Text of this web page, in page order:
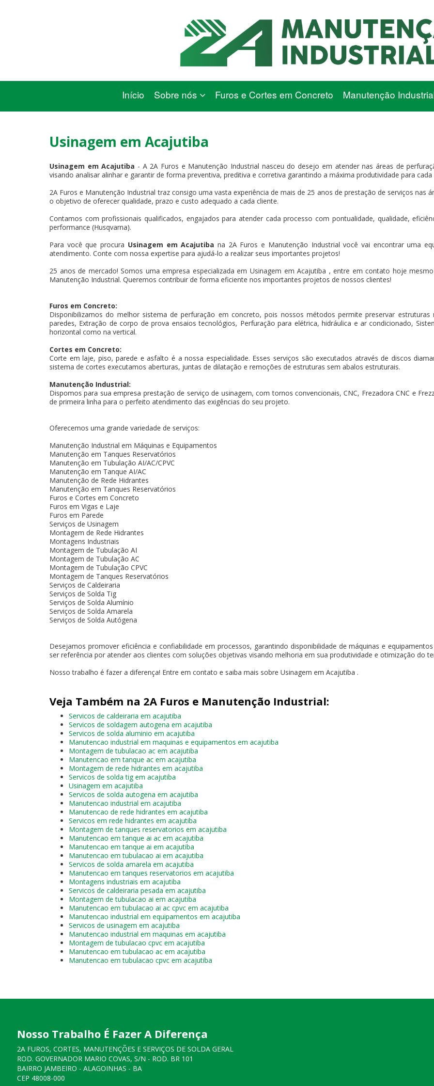
Início Sobre nós Furos e Cortes em Concreto Manutenção
Usinagem em Acajutiba
Usinagem em Acajutiba - A 2A Furos e Manutenção Industrial nasceu do desejo em atender nas áreas de
visando analisar alinhar e garantir de forma preventiva, preditiva e corretiva garantindo a máxima produtividade para cada
2A Furos e Manutenção Industrial traz consigo uma vasta experiência de mais de 25 anos de prestação de serviços nas
o objetivo de oferecer qualidade, prazo e custo adequado a cada cliente.
Contamos com profissionais qualificados, engajados para atender cada processo com pontualidade, qualidade,
performance (Husqvarna).
Para você que procura Usinagem em Acajutiba na 2A Furos e Manutenção Industrial você vai encontrar uma
atendimento. Conte com nossa expertise para ajudá-lo a realizar seus importantes projetos!
25 anos de mercado! Somos uma empresa especializada em Usinagem em Acajutiba , entre em contato hoje
Manutenção Industrial. Queremos contribuir de forma eficiente nos importantes projetos de nossos clientes!
Furos em Concreto:
Disponibilizamos do melhor sistema de perfuração em concreto, pois nossos métodos permite preservar
paredes, Extração de corpo de prova ensaios tecnológios, Perfuração para elétrica, hidráulica e ar condicionado,
horizontal como na vertical.
Cortes em Concreto:
Corte em laje, piso, parede e asfalto é a nossa especialidade. Esses serviços são executados através de discos
sistema de cortes executamos aberturas, juntas de dilatação e remoções de estruturas sem abalos estruturais.
Manutenção Industrial:
Dispomos para sua empresa prestação de serviço de usinagem, com tornos convencionais, CNC, Frezadora CNC e
de primeira linha para o perfeito atendimento das exigências do seu projeto.
Oferecemos uma grande variedade de serviços:
Manutenção Industrial em Máquinas e Equipamentos
Manutenção em Tanques Reservatórios
Manutenção em Tubulação AI/AC/CPVC
Manutenção em Tanque AI/AC
Manutenção de Rede Hidrantes
Manutenção em Tanques Reservatórios
Furos e Cortes em Concreto
Furos em Vigas e Laje
Furos em Parede
Serviços de Usinagem
Montagem de Rede Hidrantes
Montagens Industriais
Montagem de Tubulação AI
Montagem de Tubulação AC
Montagem de Tubulação CPVC
Montagem de Tanques Reservatórios
Serviços de Caldeiraria
Serviços de Solda Tig
Serviços de Solda Alumínio
Serviços de Solda Amarela
Serviços de Solda Autógena
Desejamos promover eficiência e confiabilidade em processos, garantindo disponibilidade de máquinas e
ser referência por atender aos clientes com soluções objetivas visando melhoria em sua produtividade e otimização do
Nosso trabalho é fazer a diferença! Entre em contato e saiba mais sobre Usinagem em Acajutiba .
Veja Também na 2A Furos e Manutenção Industrial:
Servicos de caldeiraria em acajutiba
Servicos de soldagem autogena em acajutiba
Servicos de solda aluminio em acajutiba
Manutencao industrial em maquinas e equipamentos em acajutiba
Montagem de tubulacao ac em acajutiba
Manutencao em tanque ac em acajutiba
Montagem de rede hidrantes em acajutiba
Servicos de solda tig em acajutiba
Usinagem em acajutiba
Servicos de solda autogena em acajutiba
Manutencao industrial em acajutiba
Manutencao de rede hidrantes em acajutiba
Servicos em rede hidrantes em acajutiba
Montagem de tanques reservatorios em acajutiba
Manutencao em tanque ai ac em acajutiba
Manutencao em tanque ai em acajutiba
Manutencao em tubulacao ai em acajutiba
Servicos de solda amarela em acajutiba
Manutencao em tanques reservatorios em acajutiba
Montagens industriais em acajutiba
Servicos de caldeiraria pesada em acajutiba
Montagem de tubulacao ai em acajutiba
Manutencao em tubulacao ai ac cpvc em acajutiba
Manutencao industrial em equipamentos em acajutiba
Servicos de usinagem em acajutiba
Manutencao industrial em maquinas em acajutiba
Montagem de tubulacao cpvc em acajutiba
Manutencao em tubulacao ac em acajutiba
Manutencao em tubulacao cpvc em acajutiba
Nosso Trabalho É Fazer A Diferença
2A FUROS, CORTES, MANUTENÇÕES E SERVIÇOS DE SOLDA GERAL
ROD. GOVERNADOR MARIO COVAS, S/N - ROD. BR 101
BAIRRO JAMBEIRO - ALAGOINHAS - BA
CEP 48008-000